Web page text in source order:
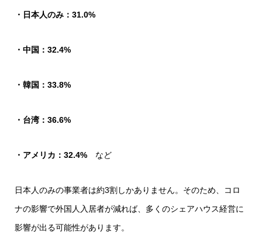
・日本人のみ：31.0%
・中国：32.4%
・韓国：33.8%
・台湾：36.6%
・アメリカ：32.4% など
日本人のみの事業者は約3割しかありません。そのため、コロ
ナの影響で外国人入居者が減れば、多くのシェアハウス経営に
影響が出る可能性があります。